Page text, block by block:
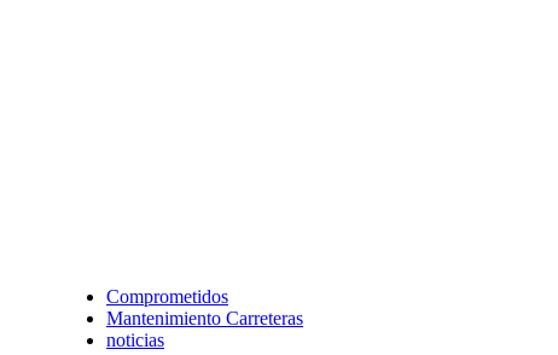
Comprometidos
Mantenimiento Carreteras
noticias